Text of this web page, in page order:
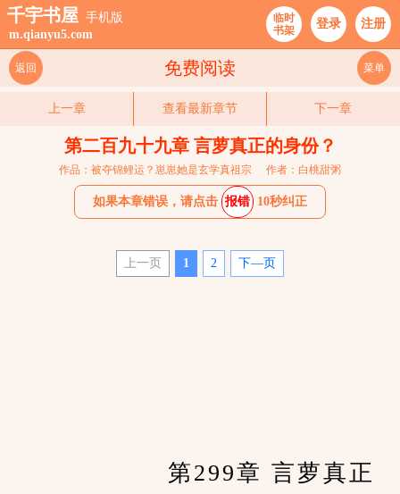
千宇书屋 手机版
m.qianyu5.com
临时
书架
登录 注册
免费阅读
返回 菜单
上一章 查看最新章节 下一章
第二百九十九章 言萝真正的身份？
作品：被夺锦鲤运？崽崽她是玄学真祖宗 作者：白桃甜粥
如果本章错误，请点击 报错 10秒纠正
上一页 1 2 下—页